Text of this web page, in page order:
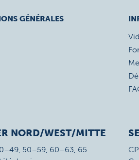
GÉNÉRALES
NORD/WEST/MITTE
50–59, 60–63, 65